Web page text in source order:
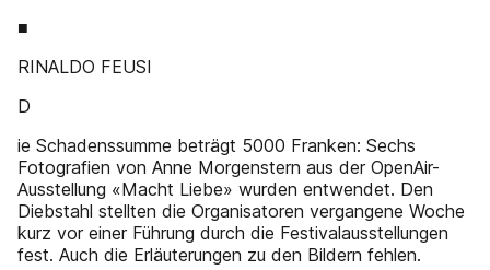
■
RINALDO FEUSI
D
ie Schadenssumme beträgt 5000 Franken: Sechs
Fotografien von Anne Morgenstern aus der OpenAir-
Ausstellung «Macht Liebe» wurden entwendet. Den
Diebstahl stellten die Organisatoren vergangene Woche
kurz vor einer Führung durch die Festivalausstellungen
fest. Auch die Erläuterungen zu den Bildern fehlen.